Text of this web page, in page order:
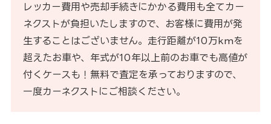
レッカー費用や売却手続きにかかる費用も全てカー
ネクストが負担いたしますので、お客様に費用が発
生することはございません。走行距離が10万kmを
超えたお車や、年式が10年以上前のお車でも高値が
付くケースも！無料で査定を承っておりますので、
一度カーネクストにご相談ください。